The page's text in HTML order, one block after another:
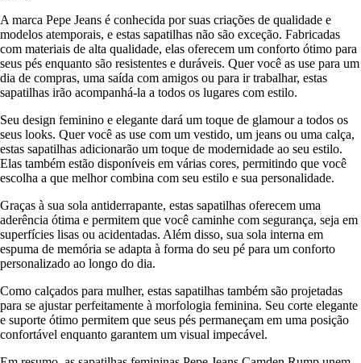
A marca Pepe Jeans é conhecida por suas criações de qualidade e
modelos atemporais, e estas sapatilhas não são exceção. Fabricadas
com materiais de alta qualidade, elas oferecem um conforto ótimo para
seus pés enquanto são resistentes e duráveis. Quer você as use para um
dia de compras, uma saída com amigos ou para ir trabalhar, estas
sapatilhas irão acompanhá-la a todos os lugares com estilo.
Seu design feminino e elegante dará um toque de glamour a todos os
seus looks. Quer você as use com um vestido, um jeans ou uma calça,
estas sapatilhas adicionarão um toque de modernidade ao seu estilo.
Elas também estão disponíveis em várias cores, permitindo que você
escolha a que melhor combina com seu estilo e sua personalidade.
Graças à sua sola antiderrapante, estas sapatilhas oferecem uma
aderência ótima e permitem que você caminhe com segurança, seja em
superfícies lisas ou acidentadas. Além disso, sua sola interna em
espuma de memória se adapta à forma do seu pé para um conforto
personalizado ao longo do dia.
Como calçados para mulher, estas sapatilhas também são projetadas
para se ajustar perfeitamente à morfologia feminina. Seu corte elegante
e suporte ótimo permitem que seus pés permaneçam em uma posição
confortável enquanto garantem um visual impecável.